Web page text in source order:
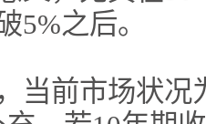
5%之后。
当前市场状况